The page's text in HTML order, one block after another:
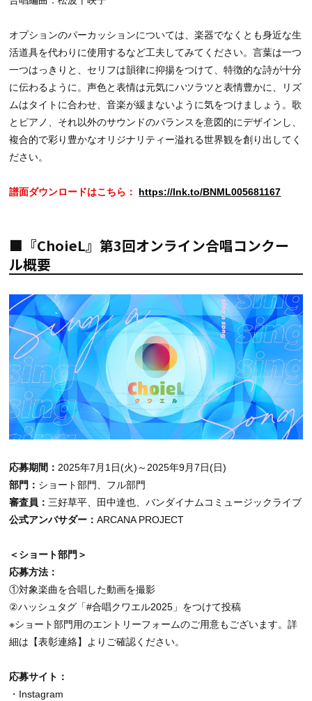
オプションのパーカッションについては、楽器でなくとも身近な生
活道具を代わりに使用するなど工夫してみてください。言葉は一つ
一つはっきりと、セリフは韻律に抑揚をつけて、特徴的な詩が十分
に伝わるように。声色と表情は元気にハツラツと表情豊かに、リズ
ムはタイトに合わせ、音楽が緩まないように気をつけましょう。歌
とピアノ、それ以外のサウンドのバランスを意図的にデザインし、
複合的で彩り豊かなオリジナリティー溢れる世界観を創り出してく
ださい。
譜面ダウンロードはこちら： https://lnk.to/BNML005681167
■『ChoieL』第3回オンライン合唱コンクー
ル概要
応募期間：2025年7月1日(火)～2025年9月7日(日)
部門： ショート部門、フル部門
審査員：三好草平、田中達也、バンダイナムコミュージックライブ
公式アンバサダー：ARCANA PROJECT
＜ショート部門＞
応募方法：
①対象楽曲を合唱した動画を撮影
②ハッシュタグ「#合唱クワエル2025」をつけて投稿
※ショート部門用のエントリーフォームのご用意もございます。詳
細は【表彰連絡】よりご確認ください。
応募サイト：
・Instagram